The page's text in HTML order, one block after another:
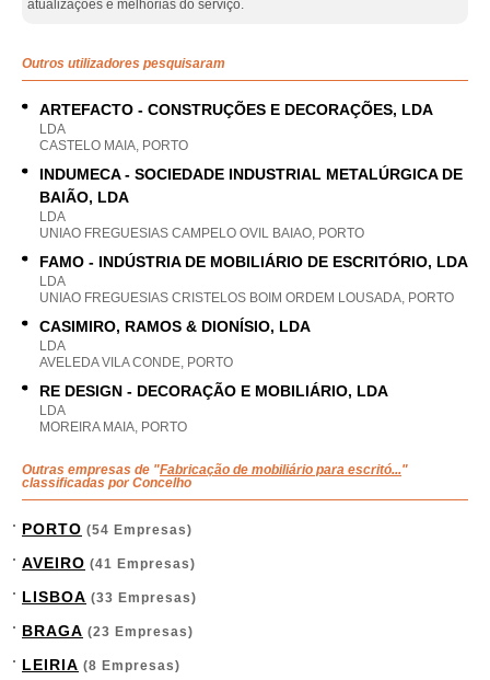
atualizações e melhorias do serviço.
Outros utilizadores pesquisaram
ARTEFACTO - CONSTRUÇÕES E DECORAÇÕES, LDA
LDA
CASTELO MAIA, PORTO
INDUMECA - SOCIEDADE INDUSTRIAL METALÚRGICA DE
BAIÃO, LDA
LDA
UNIAO FREGUESIAS CAMPELO OVIL BAIAO, PORTO
FAMO - INDÚSTRIA DE MOBILIÁRIO DE ESCRITÓRIO, LDA
LDA
UNIAO FREGUESIAS CRISTELOS BOIM ORDEM LOUSADA, PORTO
CASIMIRO, RAMOS & DIONÍSIO, LDA
LDA
AVELEDA VILA CONDE, PORTO
RE DESIGN - DECORAÇÃO E MOBILIÁRIO, LDA
LDA
MOREIRA MAIA, PORTO
Outras empresas de "Fabricação de mobiliário para escritó..."
classificadas por Concelho
PORTO (54 Empresas)
AVEIRO (41 Empresas)
LISBOA (33 Empresas)
BRAGA (23 Empresas)
LEIRIA (8 Empresas)